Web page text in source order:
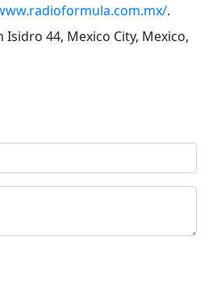
.
Isidro 44, Mexico City, Mexico,